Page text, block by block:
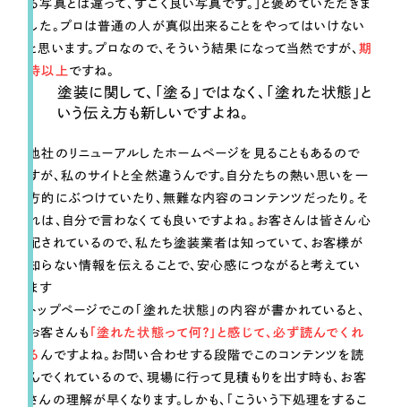
る写真とは違って、すごく良い写真です。」と褒めていただきま
した。プロは普通の人が真似出来ることをやってはいけない
と思います。プロなので、そういう結果になって当然ですが、 期
待以上 ですね。
塗装に関して、「塗る」ではなく、「塗れた状態」と
いう伝え方も新しいですよね。
他社のリニューアルしたホームページを見ることもあるので
すが、私のサイトと全然違うんです。自分たちの熱い思いを一
方的にぶつけていたり、無難な内容のコンテンツだったり。そ
れは、自分で言わなくても良いですよね。お客さんは皆さん心
配されているので、私たち塗装業者は知っていて、お客様が
知らない情報を伝えることで、安心感につながると考えてい
ます
トップページでこの「塗れた状態」の内容が書かれていると、
お客さんも 「塗れた状態って何？」と感じて、必ず読んでくれ
る んですよね。お問い合わせする段階でこのコンテンツを読
んでくれているので、現場に行って見積もりを出す時も、お客
さんの理解が早くなります。しかも、「こういう下処理をするこ